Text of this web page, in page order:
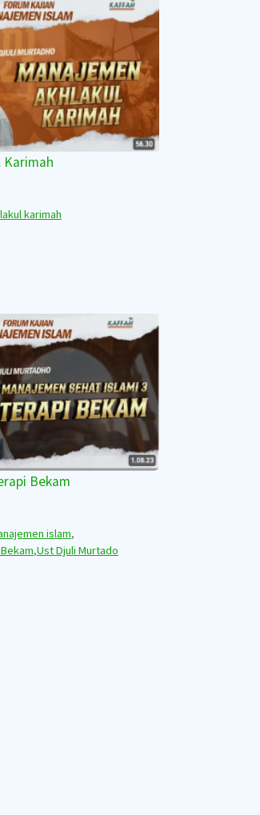
Karimah
karimah
Bekam
islam,
,Ust Djuli Murtado